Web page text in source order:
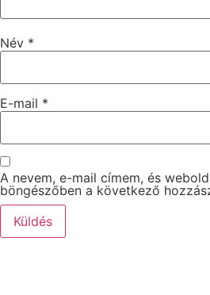
Név *
E-mail *
A nevem, e-mail címem, és
böngészőben a következő